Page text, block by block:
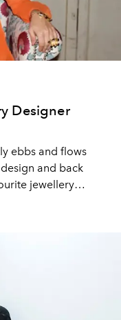
Designer
ebbs and flows
and back
jewellery
while throughout